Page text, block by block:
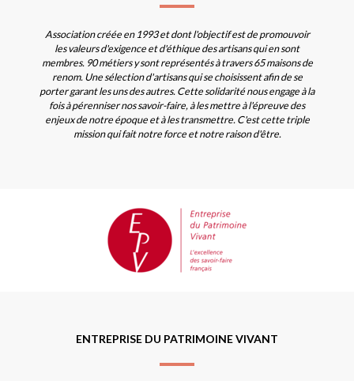
Association créée en 1993 et dont l'objectif est de promouvoir
les valeurs d'exigence et d'éthique des artisans qui en sont
membres. 90 métiers y sont représentés à travers 65 maisons de
renom. Une sélection d'artisans qui se choisissent afin de se
porter garant les uns des autres. Cette solidarité nous engage à la
fois à pérenniser nos savoir-faire, à les mettre à l'épreuve des
enjeux de notre époque et à les transmettre. C'est cette triple
mission qui fait notre force et notre raison d'être.
ENTREPRISE DU PATRIMOINE VIVANT